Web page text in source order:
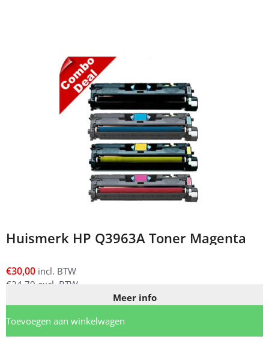
Huismerk HP Q3963A Toner Magenta
€30,00 incl. BTW
€24,79 excl. BTW
Meer info
Toevoegen aan winkelwagen